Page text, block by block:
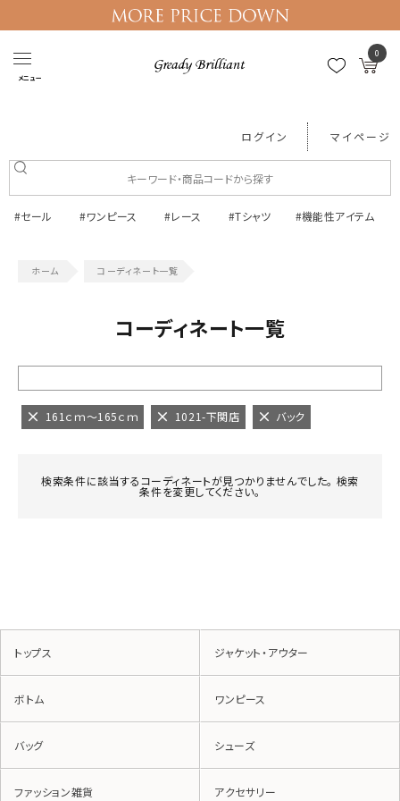
メニュー
0
ログイン マイページ
#セール #ワンピース #レース #Tシャツ #機能性アイテム
コーディネート一覧
コーディネート一覧
161ｃｍ～165ｃｍ 1021-下関店 バック
検索条件に該当するコーディネートが見つかりませんでした。 検索
条件を変更してください。
トップス ジャケット・アウター
ボトム ワンピース
バッグ シューズ
ファッション雑貨 アクセサリー